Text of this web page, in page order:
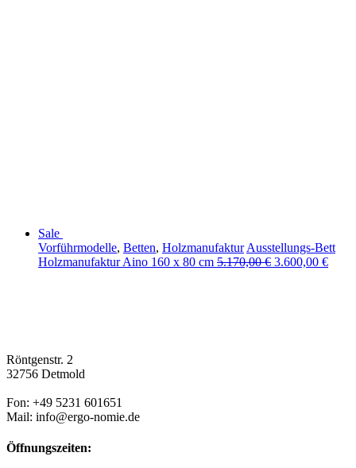
Sale
Vorführmodelle, Betten, Holzmanufaktur Ausstellungs-Bett
Holzmanufaktur Aino 160 x 80 cm 5.170,00€ 3.600,00 €
Röntgenstr. 2
32756 Detmold
Fon: +49 5231 601651
Mail: info@ergo-nomie.de
Öffnungszeiten: